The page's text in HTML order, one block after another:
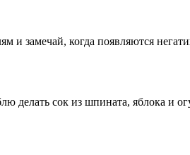
замечай, когда появляются
делать сок из шпината, яблока и